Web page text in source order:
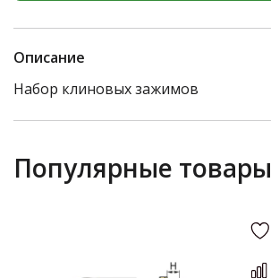
Описание
Набор клиновых зажимов
Популярные товары